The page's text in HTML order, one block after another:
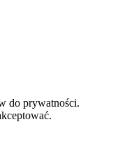
do prywatności.